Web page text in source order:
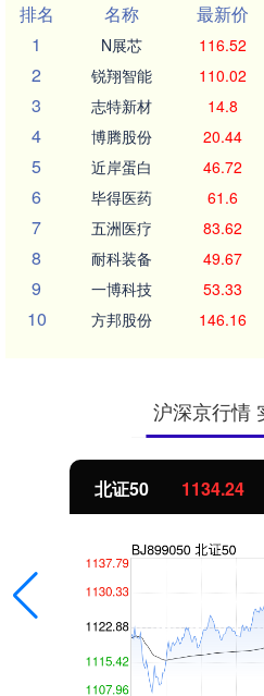
排名
名称 最新价
1
N展芯 116.52
2 锐翔智能 110.02
3 志特新材 14.8
4 博腾股份 20.44
5 近岸蛋白 46.72
6 毕得医药 61.6
7 五洲医疗 83.62
8 耐科装备 49.67
9 一博科技 53.33
10 方邦股份 146.16
沪深京行情
北证50 1134.24